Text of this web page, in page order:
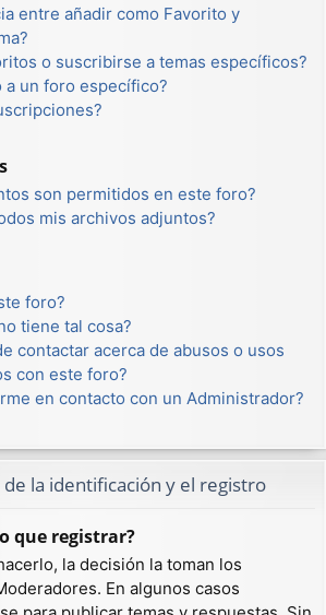
entre añadir como Favorito y
o suscribirse a temas específicos?
a un foro específico?
son permitidos en este foro?
mis archivos adjuntos?
foro?
tiene tal cosa?
contactar acerca de abusos o usos
con este foro?
en contacto con un Administrador?
la identificación y el registro
que registrar?
la decisión la toman los
En algunos casos